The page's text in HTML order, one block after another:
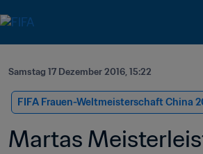
Samstag 17 Dezember 2016, 15:22
FIFA Frauen-Weltmeisterschaft China
Martas